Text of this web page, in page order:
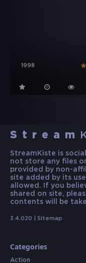
1998
Stream
StreamKiste is
not store any files
provided by non-
site added by its
allowed. If you
shared on site,
contents will be
3.4.020 | Sitemap
Categories
Action